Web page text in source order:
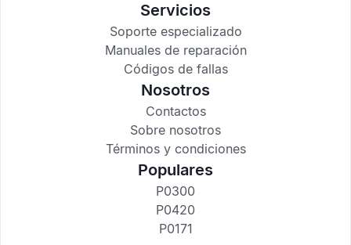
Servicios
Soporte especializado
Manuales de reparación
Códigos de fallas
Nosotros
Contactos
Sobre nosotros
Términos y condiciones
Populares
P0300
P0420
P0171